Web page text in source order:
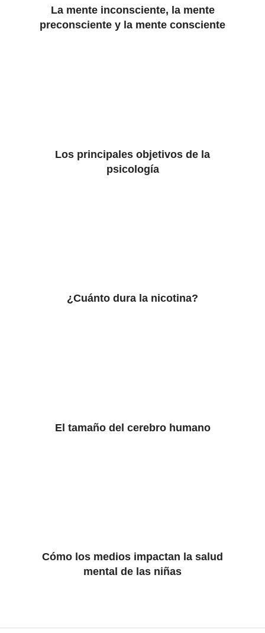
La mente inconsciente, la mente
preconsciente y la mente consciente
Los principales objetivos de la
psicología
¿Cuánto dura la nicotina?
El tamaño del cerebro humano
Cómo los medios impactan la salud
mental de las niñas